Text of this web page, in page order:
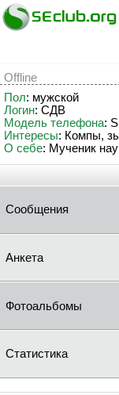
Offline
Пол: мужской
Логин: CДB
Модель телефона:
Интересы: Компы,
О себе: Мученик
Сообщения
Анкета
Фотоальбомы
Статистика